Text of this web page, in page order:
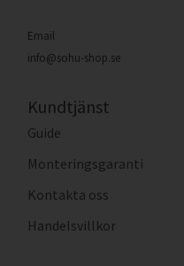
Email
info@sohu-shop.se
Kundtjänst
Guide
Monteringsgaranti
Kontakta oss
Handelsvillkor